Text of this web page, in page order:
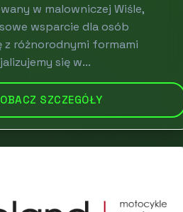
w malowniczej Wiśle,
wsparcie dla osób
z różnorodnymi formami
się w...
SZCZEGÓŁY